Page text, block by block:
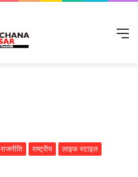
राजनीति राष्ट्रीय
लाइफ स्टाइल